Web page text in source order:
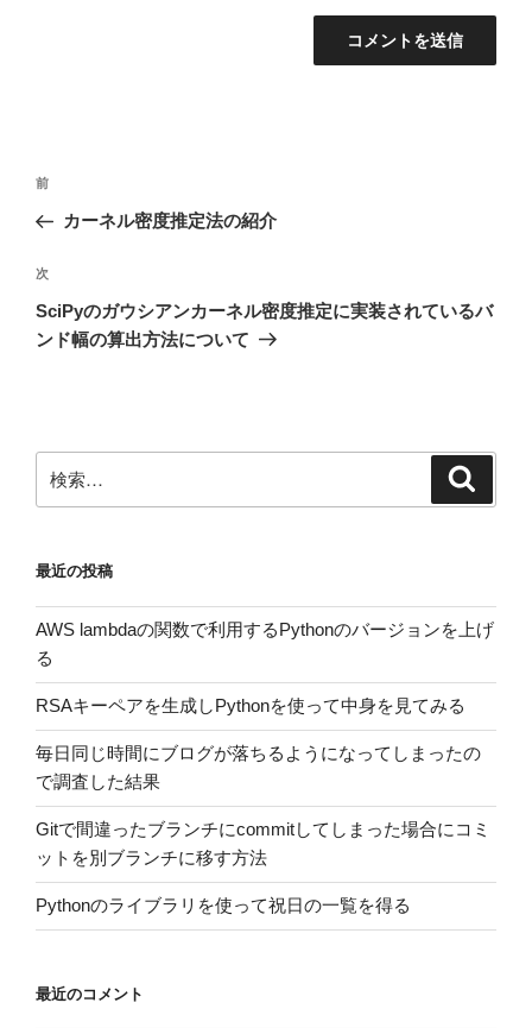
投
ナ
ビ
ゲ
ー
前
の
稿
前
カーネル密度推定法の紹介
次
の
投
次
SciPyのガウシアンカーネル密度推定に実装されているバ
ンド幅の算出方法について
索:
最近の投稿
AWS lambdaの関数で利用するPythonのバージョンを上げ
る
RSAキーペアを生成しPythonを使って中身を見てみる
毎日同じ時間にブログが落ちるようになってしまったの
で調査した結果
Gitで間違ったブランチにcommitしてしまった場合にコミ
ットを別ブランチに移す方法
Pythonのライブラリを使って祝日の一覧を得る
最近のコメント